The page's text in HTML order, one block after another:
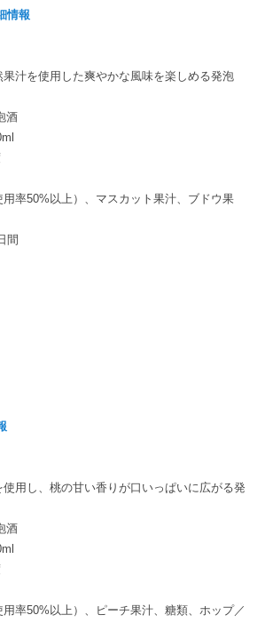
情報
汁を使用した爽やかな風味を楽しめる発泡
酒
率50%以上）、マスカット果汁、ブドウ果
間
用し、桃の甘い香りが口いっぱいに広がる発
酒
率50%以上）、ピーチ果汁、糖類、ホップ／